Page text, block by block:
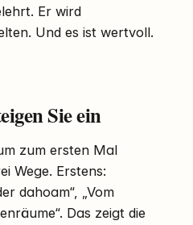
Er wird
Und es ist wertvoll.
Sie ein
zum ersten Mal
Wege. Erstens:
dahoam“, „Vom
Das zeigt die